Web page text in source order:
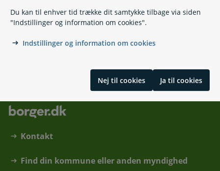
Du kan til enhver tid trække dit samtykke tilbage via siden
"Indstillinger og information om cookies".
Indstillinger og information om cookies
Nej til cookies Ja til cookies
Arveregler og afgifter
Gaver og arveforskud
Kontakt
Find din kommune eller anden myndighed